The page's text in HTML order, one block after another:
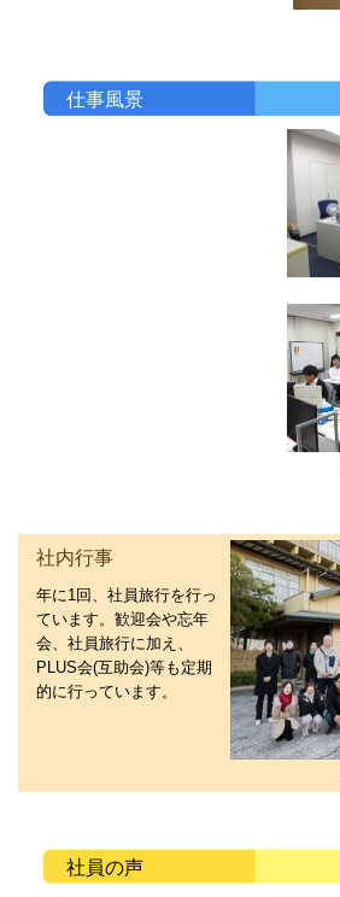
仕事風景
社内行事
年に1回、社員旅行を行っ
ています。歓迎会や忘年
会、社員旅行に加え、
PLUS会(互助会)等も定期
的に行っています。
社員の声